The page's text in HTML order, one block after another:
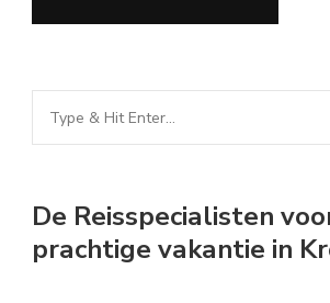
Looking
for
De Reisspecialisten
prachtige vakantie in